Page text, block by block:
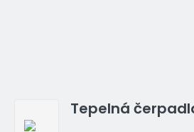
Tepelná